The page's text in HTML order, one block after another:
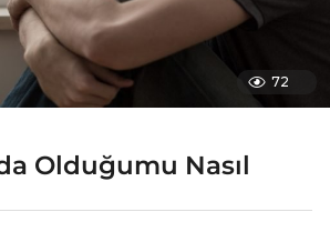
72
Olduğumu Nasıl